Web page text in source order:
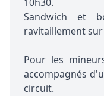
Sandwich et
ravitaillement
Pour les
accompagnés
circuit.